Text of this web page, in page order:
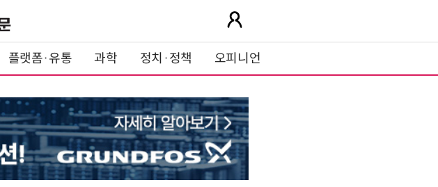
플랫폼·유통 과학 정치·정책 오피니언